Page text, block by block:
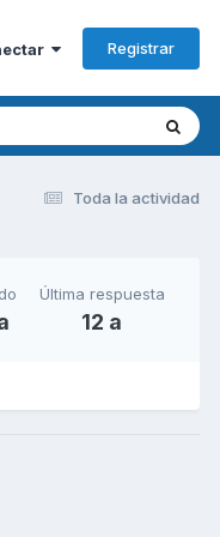
Registrar
Toda la actividad
Última respuesta
12 a